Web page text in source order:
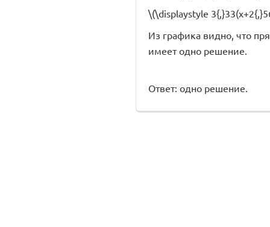
\(\displaystyle
Из графика видно, что
имеет одно решение.
Ответ: одно решение.